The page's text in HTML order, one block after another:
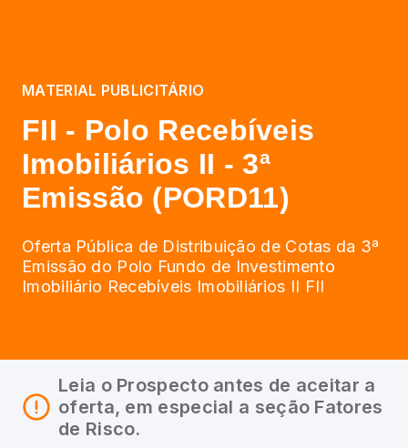
MATERIAL PUBLICITÁRIO
FII - Polo Recebíveis
Imobiliários II - 3ª
Emissão (PORD11)
Oferta Pública de Distribuição de Cotas da 3ª
Emissão do Polo Fundo de Investimento
Imobiliário Recebíveis Imobiliários II FII
Leia o Prospecto antes de aceitar a
oferta, em especial a seção Fatores
de Risco.